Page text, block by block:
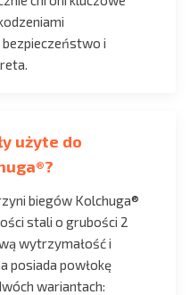
i
użyte do
biegów Kolchuga®
stali o grubości 2
wytrzymałość i
posiada powłokę
wariantach: